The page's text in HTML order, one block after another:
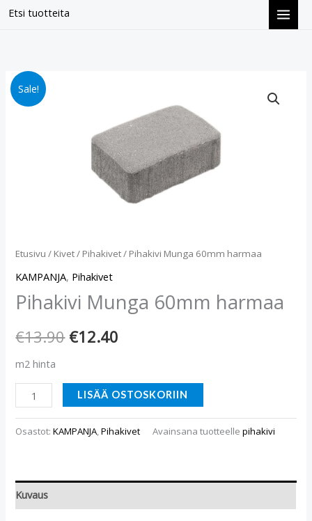
Etsi tuotteita
Siirry
Sale!
Etusivu / Kivet/ Pihakivet/ Pihakivi Munga 60mm harmaa
KAMPANJA, Pihakivet
Pihakivi Munga 60mm harmaa
€13.90
€13.90.
€12.40
hinta
on:
€12.40.
m2 hinta
Pihakivi
Munga
LISÄÄ OSTOSKORIIN
Osastot:KAMPANJA,Pihakivet Avainsana tuotteellepihakivi
Kuvaus